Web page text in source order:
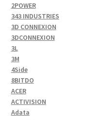
2POWER
343 INDUSTRIES
3D CONNEXION
3DCONNEXION
3L
3M
4Side
8BITDO
ACER
ACTIVISION
Adata